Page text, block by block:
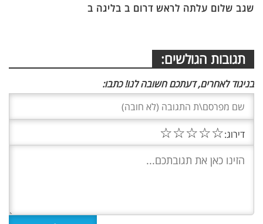
שגב שלום עלתה לראש דרום ב בליגה ב
תגובות הגולשים:
בניגוד לאחרים, דעתכם חשובה לנו! כתבו:
דירוג:☆
☆
☆
☆
☆